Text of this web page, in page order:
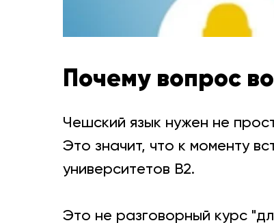
Почему вопрос
Чешский язык нужен не
Это значит, что к моменту
университетов B2.
Это не разговорный курс